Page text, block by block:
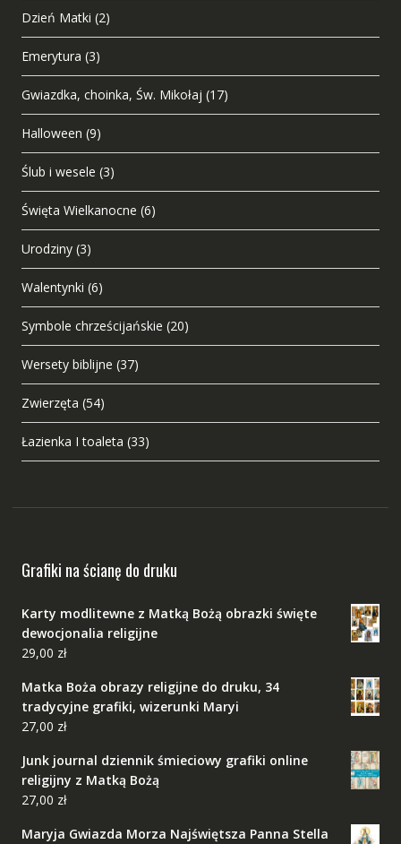
Dzień Matki (2)
Emerytura (3)
Gwiazdka, choinka, Św. Mikołaj (17)
Halloween (9)
Ślub i wesele (3)
Święta Wielkanocne (6)
Urodziny (3)
Walentynki (6)
Symbole chrześcijańskie (20)
Wersety biblijne (37)
Zwierzęta (54)
Łazienka I toaleta (33)
Grafiki na ścianę do druku
Karty modlitewne z Matką Bożą obrazki święte
dewocjonalia religijne
29,00 zł
Matka Boża obrazy religijne do druku, 34
tradycyjne grafiki, wizerunki Maryi
27,00 zł
Junk journal dziennik śmieciowy grafiki online
religijny z Matką Bożą
27,00 zł
Maryja Gwiazda Morza Najświętsza Panna Stella